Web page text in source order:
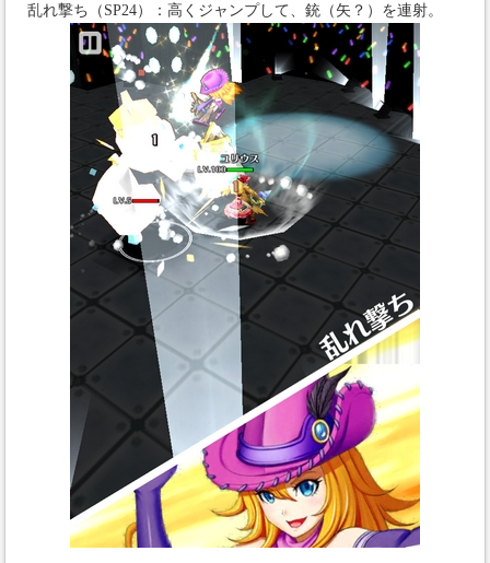
乱れ撃ち（SP24）：高くジャンプして、銃（矢？）を連射。